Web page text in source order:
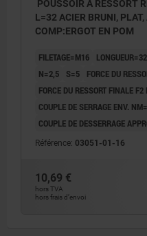
POUSSOIR À RESSORT
L=32 ACIER BRUNI, PLAT,
COMP:ERGOT EN POM
FILETAGE=M16 LONGUEUR=32
N=2,5
S=5
FORCE DU
FORCE DU RESSORT FINALE
COUPLE DE SERRAGE ENV.
COUPLE DE DESSERRAGE
Référence: 03051-01-16
10,69 €
hors TVA
hors frais d’envoi